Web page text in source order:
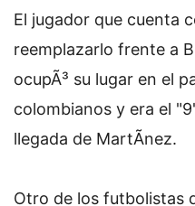
El jugador que cuenta
reemplazarlo frente a
ocupÃ³ su lugar en el
colombianos y era el
llegada de MartÃ­nez.
Otro de los futbolistas